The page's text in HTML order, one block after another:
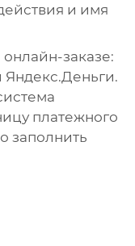
и имя
заказе:
Яндекс.Деньги.
платежного
заполнить